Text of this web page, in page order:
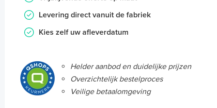
Levering direct vanuit de fabriek
Kies zelf uw afleverdatum
Helder aanbod en duidelijke prijzen
Overzichtelijk bestelproces
Veilige betaalomgeving